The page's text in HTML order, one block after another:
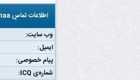
اطلاعات تماسِ kianaa
وب‌ سایت:
ایمیل:
پیام خصوصی:
شماره‌ی ICQ: